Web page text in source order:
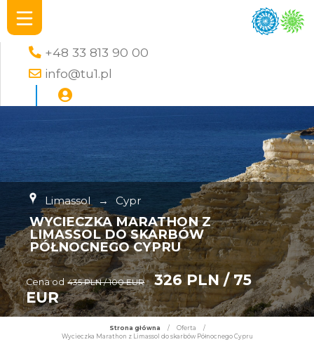
+48 33 813 90 00
info@tu1.pl
Limassol → Cypr
WYCIECZKA MARATHON Z
LIMASSOL DO SKARBÓW
PÓŁNOCNEGO CYPRU
Cena od 435 PLN / 100 EUR
326 PLN / 75
EUR
Strona główna / Oferta
/
Wycieczka Marathon z Limassol do skarbów Północnego Cypru